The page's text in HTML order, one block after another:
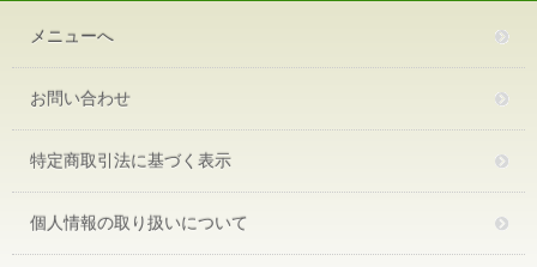
メニューへ
お問い合わせ
特定商取引法に基づく表示
個人情報の取り扱いについて